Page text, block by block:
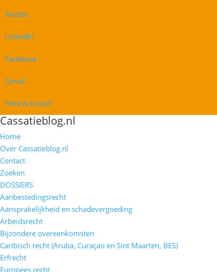
Twitter
LinkedIn
Facebook
Gmail
Print & E-mail
Cassatieblog.nl
Home
Over Cassatieblog.nl
Contact
Zoeken
DOSSIERS
Aanbestedingsrecht
Aansprakelijkheid en schadevergoeding
Arbeidsrecht
Bijzondere overeenkomsten
Caribisch recht (Aruba, Curaçao en Sint Maarten, BES)
Erfrecht
Europees recht